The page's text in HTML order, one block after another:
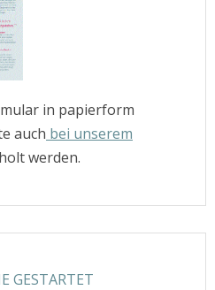
in papierform
auch bei unserem
werden.
GESTARTET